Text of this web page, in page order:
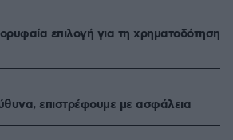
επιλογή για τη χρηματοδότηση
επιστρέφουμε με ασφάλεια